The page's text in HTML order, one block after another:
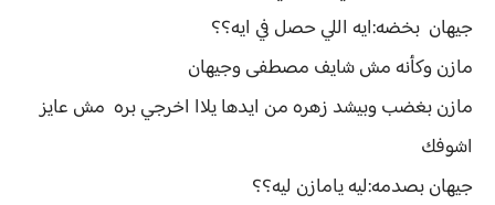
جيهان بخضه:ايه اللي حصل في ايه؟؟
مازن وكأنه مش شايف مصطفى وجيهان
مازن بغضب وبيشد زهره من ايدها يلاا اخرجي بره مش عايز
اشوفك
جيهان بصدمه:ليه يامازن ليه؟؟